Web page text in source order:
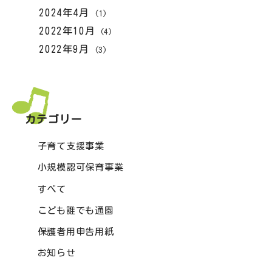
2024年4月 (1)
2022年10月 (4)
2022年9月 (3)
カテゴリー
子育て支援事業
小規模認可保育事業
すべて
こども誰でも通園
保護者用申告用紙
お知らせ